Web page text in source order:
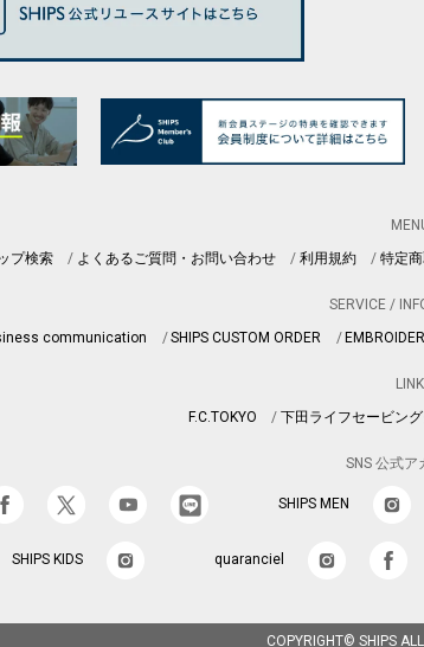
プ検索 よくあるご質問・お問い合わせ 利用規約 特定
SERVICE /
communication
SHIPS CUSTOM ORDER
LINK
F.C.TOKYO
下田ライフセービン
SNS 公式ア
SHIPS MEN
SHIPS KIDS quaranciel
COPYRIGHT© SHIPS